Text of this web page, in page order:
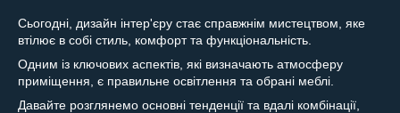
Сьогодні, дизайн інтер'єру стає справжнім мистецтвом, яке
втілює в собі стиль, комфорт та функціональність.
Одним із ключових аспектів, які визначають атмосферу
приміщення, є правильне освітлення та обрані меблі.
Давайте розглянемо основні тенденції та вдалі комбінації,